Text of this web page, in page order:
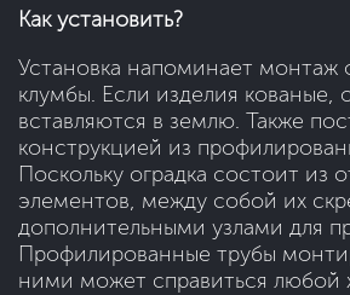
Как установить?
Установка напоминает монтаж
клумбы. Если изделия кованые,
вставляются в землю. Также
конструкцией из
Поскольку оградка состоит из
элементов, между собой их
дополнительными узлами для
Профилированные трубы
ними может справиться